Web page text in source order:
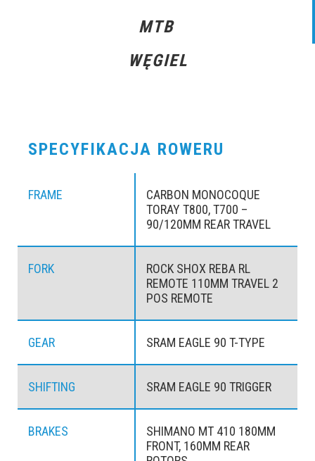
MTB
WĘGIEL
SPECYFIKACJA ROWERU
FRAME
CARBON MONOCOQUE
TORAY T800, T700 –
90/120MM REAR TRAVEL
FORK
ROCK SHOX REBA RL
REMOTE 110MM TRAVEL 2
POS REMOTE
GEAR SRAM EAGLE 90 T-TYPE
SHIFTING SRAM EAGLE 90 TRIGGER
BRAKES
SHIMANO MT 410 180MM
FRONT, 160MM REAR